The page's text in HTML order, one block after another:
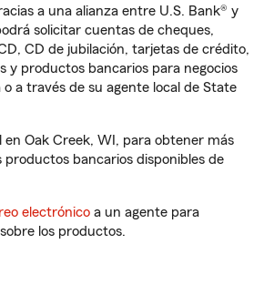
a una alianza entre U.S. Bank® y
solicitar cuentas de cheques,
CD de jubilación, tarjetas de crédito,
y productos bancarios para negocios
o a través de su agente local de State
en Oak Creek, WI, para obtener más
productos bancarios disponibles de
electrónico a un agente para
los productos.